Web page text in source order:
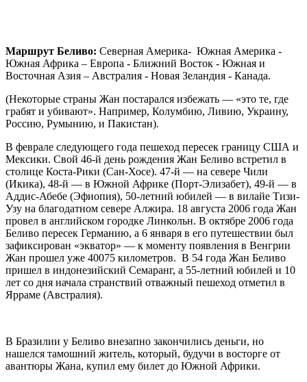
Маршрут Беливо: Северная Америка- Южная Америка -
Южная Африка – Европа - Ближний Восток - Южная и
Восточная Азия – Австралия - Новая Зеландия - Канада.
(Некоторые страны Жан постарался избежать — «это те, где
грабят и убивают». Например, Колумбию, Ливию, Украину,
Россию, Румынию, и Пакистан).
В феврале следующего года пешеход пересек границу США и
Мексики. Свой 46-й день рождения Жан Беливо встретил в
столице Коста-Рики (Сан-Хосе). 47-й — на севере Чили
(Икика), 48-й — в Южной Африке (Порт-Элизабет), 49-й — в
Аддис-Абебе (Эфиопия), 50-летний юбилей — в вилайе Тизи-
Узу на благодатном севере Алжира. 18 августа 2006 года Жан
провел в английском городке Линкольн. В октябре 2006 года
Беливо пересек Германию, а 6 января в его путешествии был
зафиксирован «экватор» — к моменту появления в Венгрии
Жан прошел уже 40075 километров. В 54 года Жан Беливо
пришел в индонезийский Семаранг, а 55-летний юбилей и 10
лет со дня начала странствий отважный пешеход отметил в
Ярраме (Австралия).
В Бразилии у Беливо внезапно закончились деньги, но
нашелся тамошний житель, который, будучи в восторге от
авантюры Жана, купил ему билет до Южной Африки.